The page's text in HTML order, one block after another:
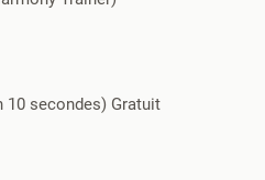
10 secondes) Gratuit